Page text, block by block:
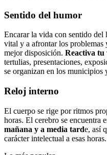
Sentido del humor
Encarar la vida con sentido del
vital y a afrontar los problemas
mejor disposición. Reactiva tu
tertulias, presentaciones,
se organizan en los municipios
Reloj interno
El cuerpo se rige por ritmos
horas. El cerebro se encuentra
mañana y a media tarde, así
carácter intelectual a esas horas.